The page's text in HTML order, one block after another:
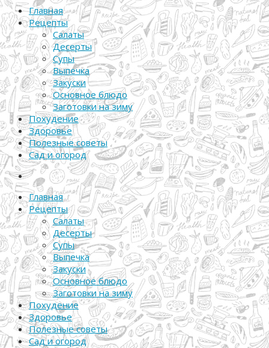
Главная
Рецепты
Салаты
Десерты
Супы
Выпечка
Закуски
Основное блюдо
Заготовки на зиму
Похудение
Здоровье
Полезные советы
Сад и огород
Главная
Рецепты
Салаты
Десерты
Супы
Выпечка
Закуски
Основное блюдо
Заготовки на зиму
Похудение
Здоровье
Полезные советы
Сад и огород